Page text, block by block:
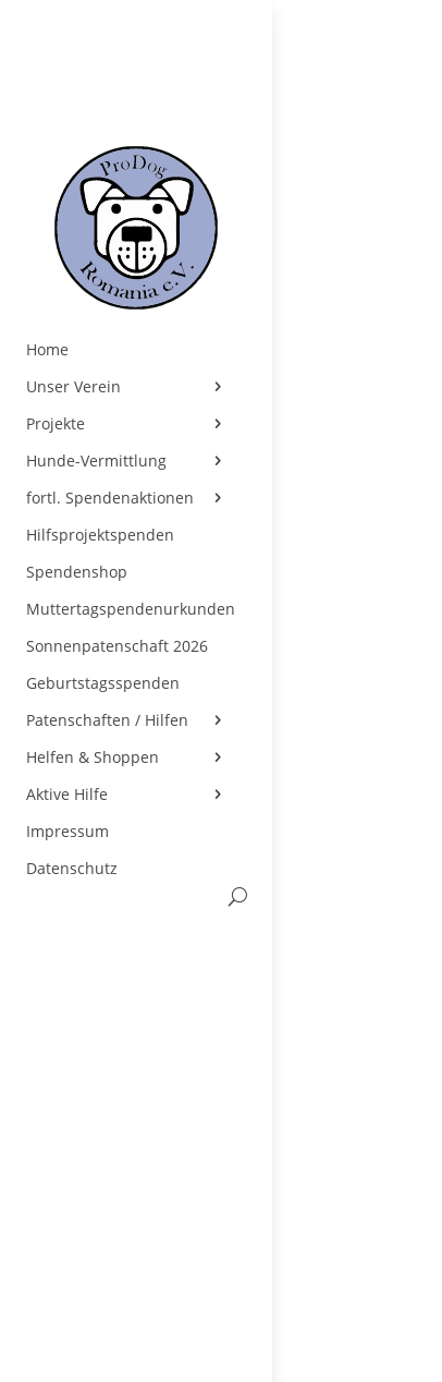
Home
Unser Verein
Projekte
Hunde-Vermittlung
fortl. Spendenaktionen
Hilfsprojektspenden
Spendenshop
Muttertagspendenurkunden
Sonnenpatenschaft 2026
Geburtstagsspenden
Patenschaften / Hilfen
Helfen & Shoppen
Aktive Hilfe
Impressum
Datenschutz